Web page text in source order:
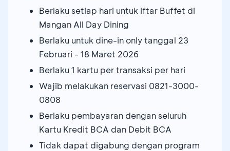
Berlaku setiap hari untuk Iftar Buffet di
Mangan All Day Dining
Berlaku untuk dine-in only tanggal 23
Februari - 18 Maret 2026
Berlaku 1 kartu per transaksi per hari
Wajib melakukan reservasi 0821-3000-
0808
Berlaku pembayaran dengan seluruh
Kartu Kredit BCA dan Debit BCA
Tidak dapat digabung dengan program